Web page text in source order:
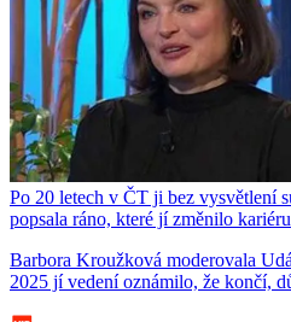
Po 20 letech v ČT ji bez vysvětlení
popsala ráno, které jí změnilo kariéru
Barbora Kroužková moderovala
2025 jí vedení oznámilo, že končí,